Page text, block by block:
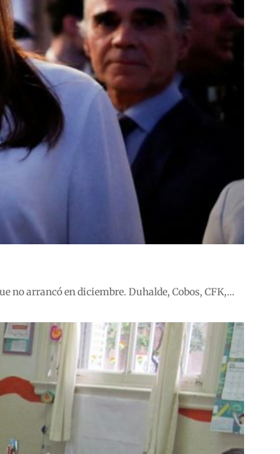
no arrancó en diciembre. Duhalde, Cobos, CFK,…